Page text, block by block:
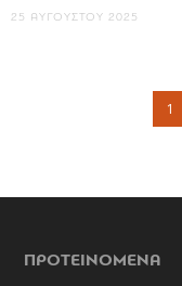
25 ΑΥΓΟΎΣΤΟΥ 2025
1
ΠΡΟΤΕΙΝΟΜΕΝΑ